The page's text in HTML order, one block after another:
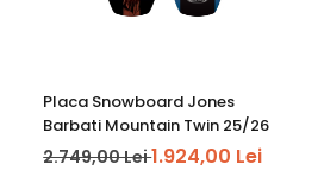
Placa Snowboard Jones
Barbati Mountain Twin 25/26
2.749,00 Lei1.924,00 Lei